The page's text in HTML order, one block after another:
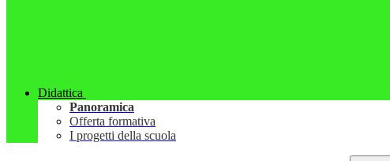
Didattica
Panoramica
Offerta formativa
I progetti della scuola